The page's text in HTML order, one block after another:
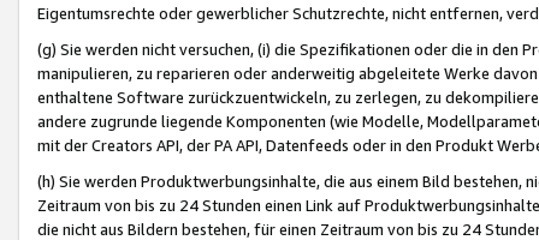
Eigentumsrechte oder gewerblicher Schutzrechte, nicht entfernen,
(g) Sie werden nicht versuchen, (i) die Spezifikationen oder die in
manipulieren, zu reparieren oder anderweitig abgeleitete Werke
enthaltene Software zurückzuentwickeln, zu zerlegen, zu
andere zugrunde liegende Komponenten (wie Modelle,
mit der Creators API, der PA API, Datenfeeds oder in den Produkt
(h) Sie werden Produktwerbungsinhalte, die aus einem Bild bestehen,
Zeitraum von bis zu 24 Stunden einen Link auf
die nicht aus Bildern bestehen, für einen Zeitraum von bis zu 24